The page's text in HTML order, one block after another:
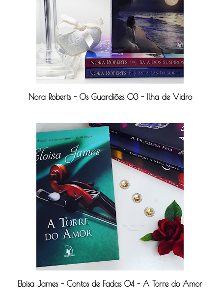
Nora Roberts - Os Guardiões 03 - Ilha de Vidro
Eloisa James - Contos de Fadas 04 - A Torre do Amor